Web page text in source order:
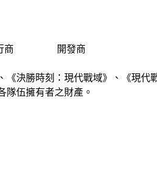
商
開發商
《決勝時刻：現代戰域》、《現
隊伍擁有者之財產。